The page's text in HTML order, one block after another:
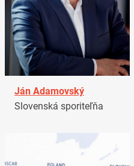
Ján Adamovský
Slovenská sporiteľňa